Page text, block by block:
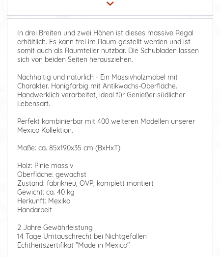
In drei Breiten und zwei Höhen ist dieses massive Regal
erhältlich. Es kann frei im Raum gestellt werden und ist
somit auch als Raumteiler nutzbar. Die Schubladen lassen
sich von beiden Seiten herausziehen.
Nachhaltig und natürlich - Ein Massivholzmöbel mit
Charakter. Honigfarbig mit Antikwachs-Oberfläche.
Handwerklich verarbeitet, ideal für Genießer südlicher
Lebensart.
Perfekt kombinierbar mit 400 weiteren Modellen unserer
Mexico Kollektion.
Maße: ca. 85x190x35 cm (BxHxT)
Holz: Pinie massiv
Oberfläche: gewachst
Zustand: fabrikneu, OVP, komplett montiert
Gewicht: ca. 40 kg
Herkunft: Mexiko
Handarbeit
2 Jahre Gewährleistung
14 Tage Umtauschrecht bei Nichtgefallen
Echtheitszertifikat "Made in Mexico"